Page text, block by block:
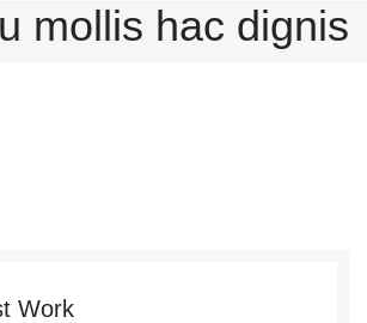
mollis hac dignis
Work